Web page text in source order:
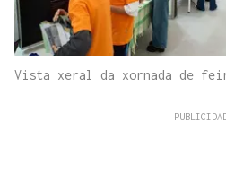
Vista xeral da xornada de